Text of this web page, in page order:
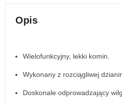
Opis
Wielofunkcyjny, lekki komin.
Wykonany z rozciągliwej
Doskonale odprowadzający